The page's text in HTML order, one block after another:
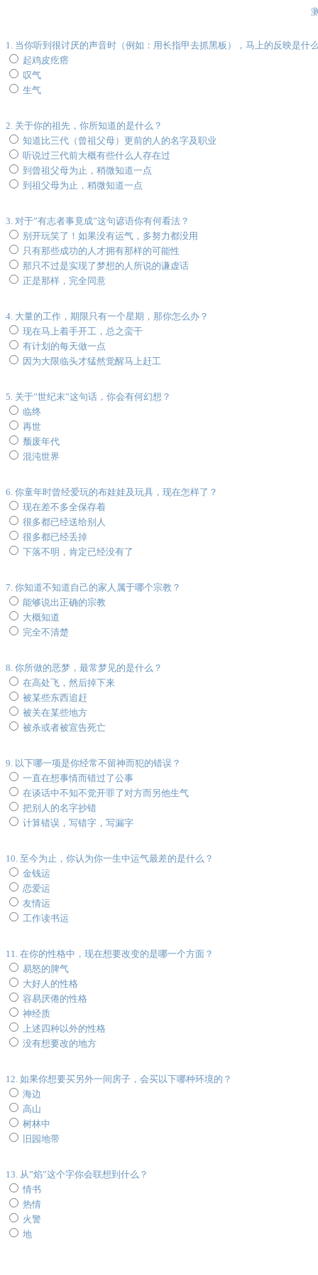
1. 当你听到很讨厌的声音时（例如：用长指甲去抓黑板），马上的反映是什
起鸡皮疙瘩
叹气
生气
2. 关于你的祖先，你所知道的是什么？
知道比三代（曾祖父母）更前的人的名字及职业
听说过三代前大概有些什么人存在过
到曾祖父母为止，稍微知道一点
到祖父母为止，稍微知道一点
3. 对于”有志者事竟成”这句谚语你有何看法？
别开玩笑了！如果没有运气，多努力都没用
只有那些成功的人才拥有那样的可能性
那只不过是实现了梦想的人所说的谦虚话
正是那样，完全同意
4. 大量的工作，期限只有一个星期，那你怎么办？
现在马上着手开工，总之蛮干
有计划的每天做一点
因为大限临头才猛然觉醒马上赶工
5. 关于”世纪末”这句话，你会有何幻想？
临终
再世
颓废年代
混沌世界
6. 你童年时曾经爱玩的布娃娃及玩具，现在怎样了？
现在差不多全保存着
很多都已经送给别人
很多都已经丢掉
下落不明，肯定已经没有了
7. 你知道不知道自己的家人属于哪个宗教？
能够说出正确的宗教
大概知道
完全不清楚
8. 你所做的恶梦，最常梦见的是什么？
在高处飞，然后掉下来
被某些东西追赶
被关在某些地方
被杀或者被宣告死亡
9. 以下哪一项是你经常不留神而犯的错误？
一直在想事情而错过了公事
在谈话中不知不觉开罪了对方而另他生气
把别人的名字抄错
计算错误，写错字，写漏字
10. 至今为止，你认为你一生中运气最差的是什么？
金钱运
恋爱运
友情运
工作读书运
11. 在你的性格中，现在想要改变的是哪一个方面？
易怒的脾气
大好人的性格
容易厌倦的性格
神经质
上述四种以外的性格
没有想要改的地方
12. 如果你想要买另外一间房子，会买以下哪种环境的？
海边
高山
树林中
旧园地带
13. 从”焰”这个字你会联想到什么？
情书
热情
火警
地